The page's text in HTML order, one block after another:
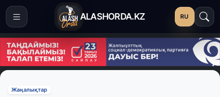
ALASHORDA.KZ RU
Жаңалықтар